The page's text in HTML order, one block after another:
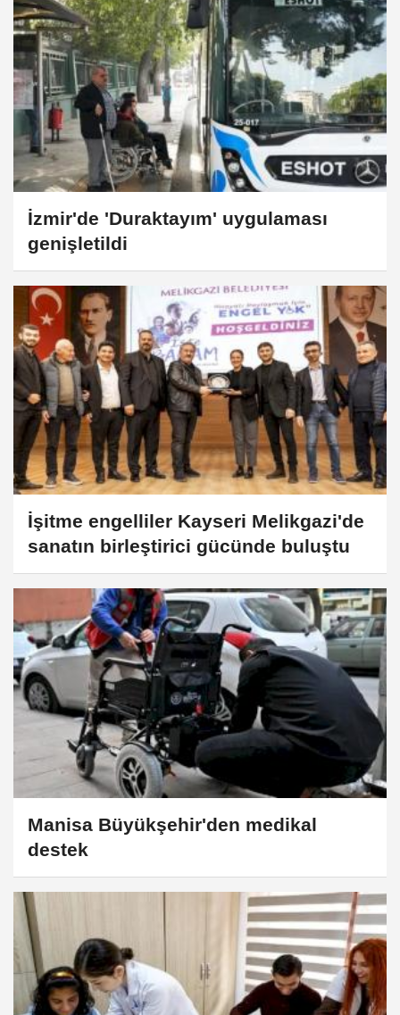
İzmir'de 'Duraktayım' uygulaması
genişletildi
İşitme engelliler Kayseri Melikgazi'de
sanatın birleştirici gücünde buluştu
Manisa Büyükşehir'den medikal
destek